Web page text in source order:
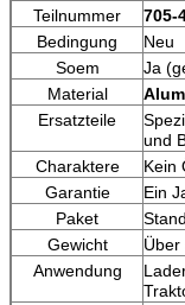
Teilnummer
705-
Bedingung
Neu
Soem
Ja
Material
Ersatzteile
und
Charaktere
Kein
Garantie
Ein
Paket
Gewicht
Über
Anwendung